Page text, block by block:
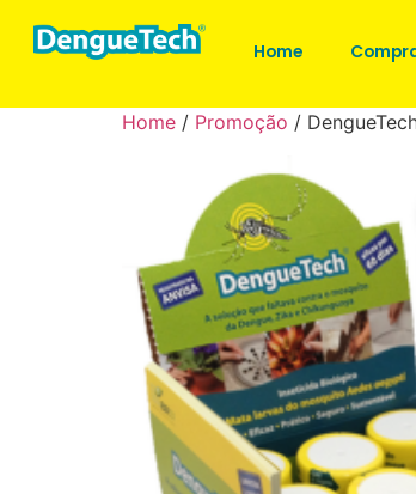
Home
Home / Promoção /